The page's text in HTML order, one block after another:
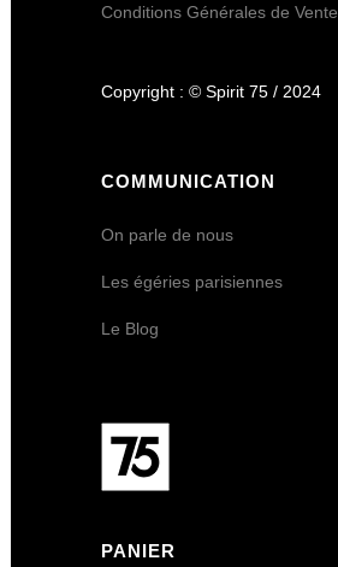
Conditions Générales de Vente
Copyright : © Spirit 75 / 2024
COMMUNICATION
On parle de nous
Les égéries parisiennes
Le Blog
PANIER